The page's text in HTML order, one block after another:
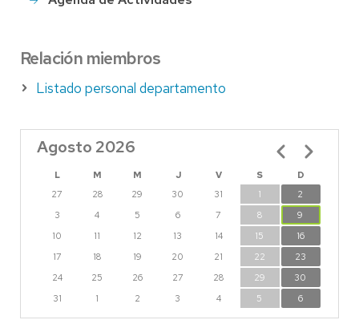
Relación miembros
Listado personal departamento
Agosto 2026
L M M J V S
D
27
28 29 30 31 1
2
3
4 5 6 7 8
9
10
11 12 13 14 15
16
17
18 19 20 21 22
23
24
25 26 27 28 29
30
31
1 2 3 4 5 6
Paginación